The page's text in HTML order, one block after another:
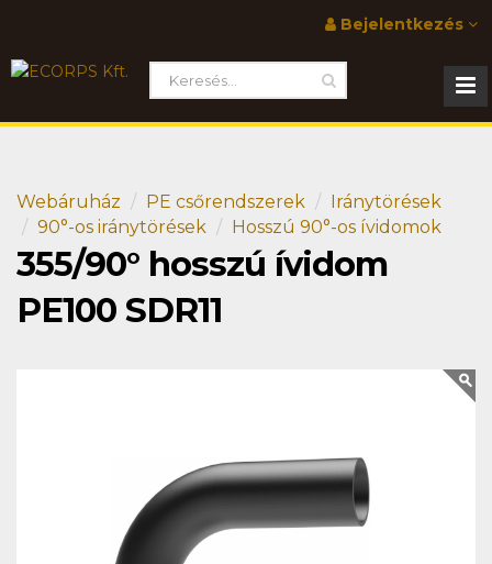
Bejelentkezés
Webáruház PE csőrendszerek
Iránytörések
90°-os iránytörések
Hosszú 90°-os ívidomok
355/90° hosszú ívidom
PE100 SDR11